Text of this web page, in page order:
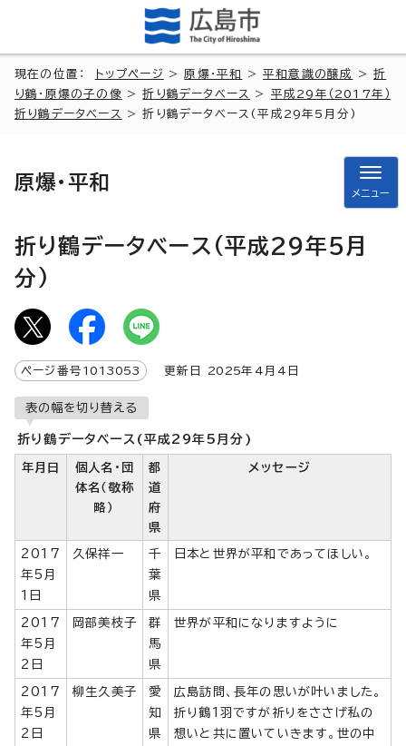
現在の位置： トップページ >原爆・平和 >平和意識の醸成 >折
り鶴・原爆の子の像
>折り鶴データベース > 平成29年（2017年）
折り鶴データベース
> 折り鶴データベース(平成29年5月分)
原爆・平和
メニュー
折り鶴データベース(平成29年5月
分)
ページ番号 1013053 更新日 2025年4月4日
表の幅を切り替える
折り鶴データベース(平成29年5月分)
年月日
個人名・団
体名（敬称
略）
都
道
府
県
メッセージ
2017
年5月
1日
久保祥一
千
葉
県
日本と世界が平和であってほしい。
2017
年5月
2日
岡部美枝子
群
馬
県
世界が平和になりますように
2017
年5月
2日
柳生久美子
愛
知
県
広島訪問、長年の思いが叶いました。
折り鶴1羽ですが祈りをささげ私の
想いと共に置いていきます。世の中